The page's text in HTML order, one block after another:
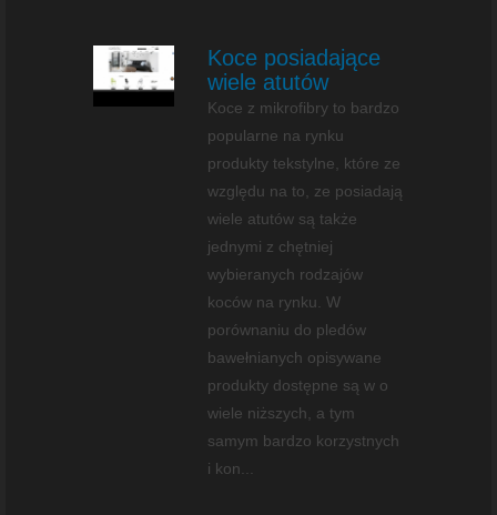
Koce posiadające
wiele atutów
Koce z mikrofibry to bardzo
popularne na rynku
produkty tekstylne, które ze
względu na to, ze posiadają
wiele atutów są także
jednymi z chętniej
wybieranych rodzajów
koców na rynku. W
porównaniu do pledów
bawełnianych opisywane
produkty dostępne są w o
wiele niższych, a tym
samym bardzo korzystnych
i kon...